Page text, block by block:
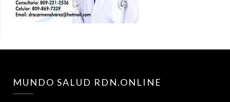
MUNDO SALUD RDN.ONLINE